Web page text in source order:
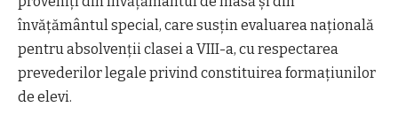
învățământul special, care susțin evaluarea națională
pentru absolvenții clasei a VIII-a, cu respectarea
prevederilor legale privind constituirea formațiunilor
de elevi.